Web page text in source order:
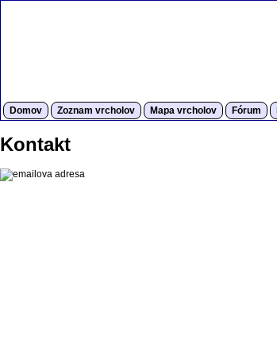
Domov Zoznam vrcholov Mapa vrcholov Fórum
Kontakt